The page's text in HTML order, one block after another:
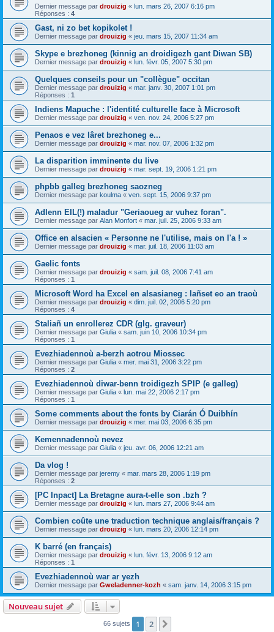
Dernier message par drouizig « lun. mars 26, 2007 6:16 pm
Réponses : 4
Gast, ni zo bet kopikolet !
Dernier message par drouizig « jeu. mars 15, 2007 11:34 am
Skype e brezhoneg (kinnig an droidigezh gant Diwan SB)
Dernier message par drouizig « lun. févr. 05, 2007 5:30 pm
Quelques conseils pour un "collègue" occitan
Dernier message par drouizig « mar. janv. 30, 2007 1:01 pm
Réponses : 1
Indiens Mapuche : l'identité culturelle face à Microsoft
Dernier message par drouizig « ven. nov. 24, 2006 5:27 pm
Penaos e vez lâret brezhoneg e...
Dernier message par drouizig « mar. nov. 07, 2006 1:32 pm
La disparition imminente du live
Dernier message par drouizig « mar. sept. 19, 2006 1:21 pm
phpbb galleg brezhoneg saozneg
Dernier message par koulma « ven. sept. 15, 2006 9:37 pm
Adlenn EIL(!) maladur "Geriaoueg ar vuhez foran".
Dernier message par Alan Monfort « mar. juil. 25, 2006 9:33 am
Office en alsacien « Personne ne l'utilise, mais on l'a ! »
Dernier message par drouizig « mar. juil. 18, 2006 11:03 am
Gaelic fonts
Dernier message par drouizig « sam. juil. 08, 2006 7:41 am
Réponses : 1
Microsoft Word ha Excel en alsasianeg : lañset eo an traoù
Dernier message par drouizig « dim. juil. 02, 2006 5:20 pm
Réponses : 4
Staliañ un enrollerez CDR (glg. graveur)
Dernier message par Giulia « sam. juin 10, 2006 10:34 pm
Réponses : 1
Evezhiadennoù a-berzh aotrou Miossec
Dernier message par Giulia « mer. mai 31, 2006 3:22 pm
Réponses : 2
Evezhiadennoù diwar-benn troidigezh SPIP (e galleg)
Dernier message par Giulia « lun. mai 22, 2006 2:17 pm
Réponses : 1
Some comments about the fonts by Ciarán Ó Duibhín
Dernier message par drouizig « mer. mai 03, 2006 6:35 pm
Kemennadennoù nevez
Dernier message par Giulia « jeu. avr. 06, 2006 12:21 am
Da vlog !
Dernier message par jeremy « mar. mars 28, 2006 1:19 pm
Réponses : 2
[PC Inpact] La Bretagne aura-t-elle son .bzh ?
Dernier message par drouizig « lun. mars 27, 2006 9:44 am
Combien coûte une traduction technique anglais/français ?
Dernier message par drouizig « lun. mars 20, 2006 12:14 pm
K barré (en français)
Dernier message par drouizig « lun. févr. 13, 2006 9:12 am
Réponses : 1
Evezhiadennoù war ar yezh
Dernier message par Gweladenner-kozh « sam. janv. 14, 2006 3:15 pm
Nouveau sujet
66 sujets 1 2